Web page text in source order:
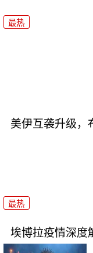
最热
美伊互袭升级，
最热
埃博拉疫情深度